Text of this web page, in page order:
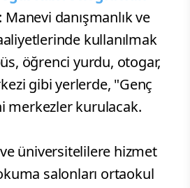
Manevi danışmanlık ve
kullanılmak
öğrenci yurdu, otogar,
gibi yerlerde, "Genç
merkezler kurulacak.
üniversitelilere hizmet
salonları ortaokul